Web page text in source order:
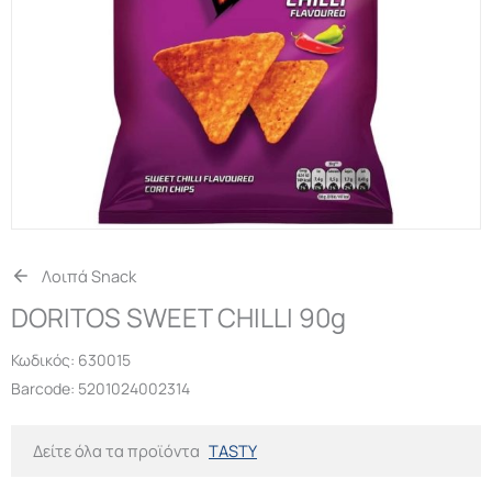
Λοιπά Snack
DORITOS SWEET CHILLI 90g
Κωδικός: 630015
Barcode: 5201024002314
Δείτε όλα τα προϊόντα TASTY